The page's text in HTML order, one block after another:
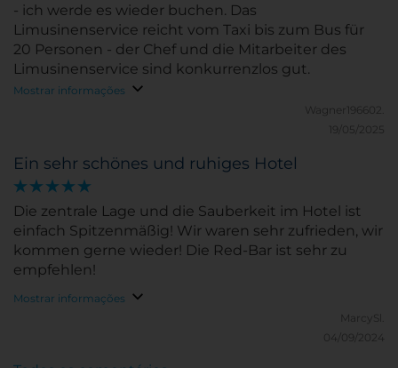
- ich werde es wieder buchen. Das
Limusinenservice reicht vom Taxi bis zum Bus für
20 Personen - der Chef und die Mitarbeiter des
Limusinenservice sind konkurrenzlos gut.
Mostrar informações
Wagner196602.
19/05/2025
Ein sehr schönes und ruhiges Hotel
Die zentrale Lage und die Sauberkeit im Hotel ist
einfach Spitzenmäßig! Wir waren sehr zufrieden, wir
kommen gerne wieder! Die Red-Bar ist sehr zu
empfehlen!
Mostrar informações
MarcySl.
04/09/2024